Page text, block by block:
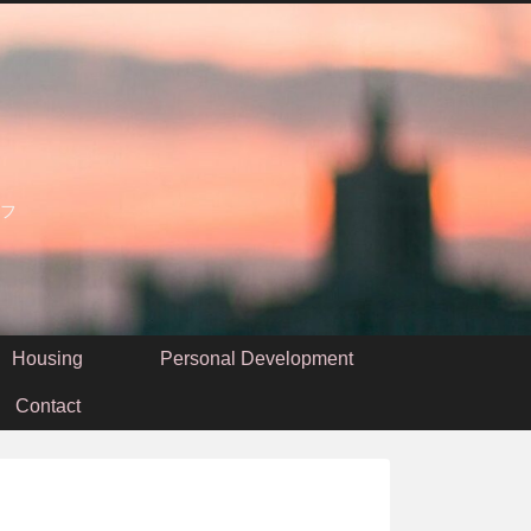
Housing Personal Development
Contact